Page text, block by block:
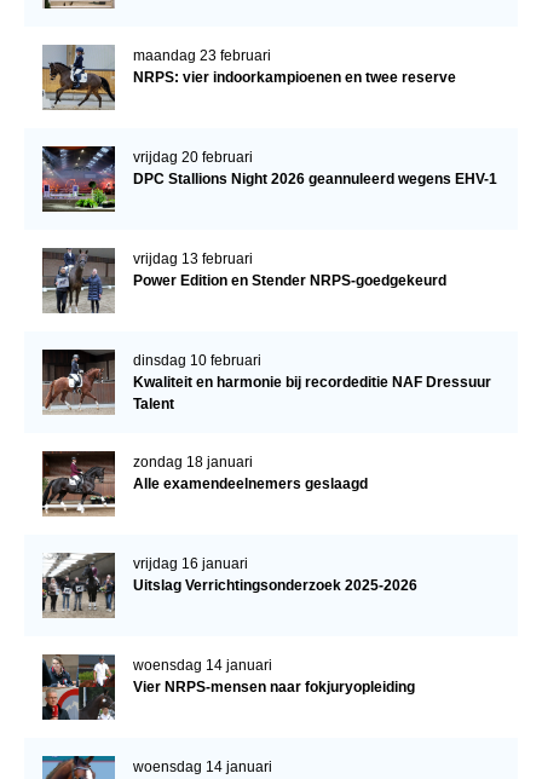
maandag 23 februari
NRPS: vier indoorkampioenen en twee reserve
vrijdag 20 februari
DPC Stallions Night 2026 geannuleerd wegens EHV-1
vrijdag 13 februari
Power Edition en Stender NRPS-goedgekeurd
dinsdag 10 februari
Kwaliteit en harmonie bij recordeditie NAF Dressuur
Talent
zondag 18 januari
Alle examendeelnemers geslaagd
vrijdag 16 januari
Uitslag Verrichtingsonderzoek 2025-2026
woensdag 14 januari
Vier NRPS-mensen naar fokjuryopleiding
woensdag 14 januari